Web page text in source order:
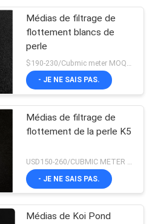
Médias de filtrage de
flottement blancs de
perle
- JE NE SAIS PAS.
Médias de filtrage de
flottement de la perle K5
USD150-260/CUBMIC METER MOQ:1CubmicMeter
- JE NE SAIS PAS.
Médias de Koi Pond